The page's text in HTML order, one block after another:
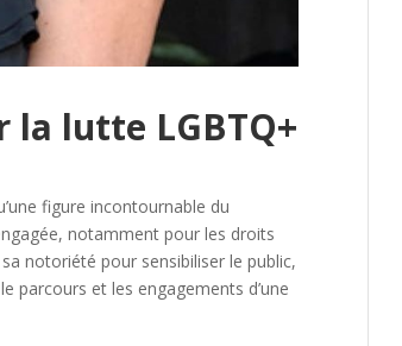
la lutte LGBTQ+
figure incontournable du
notamment pour les droits
notoriété pour sensibiliser le public,
parcours et les engagements d’une